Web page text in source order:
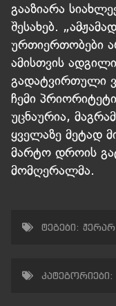
გააზიარა
შესახებ.
ურთიერთობები
ამისთვის
გადატვირთული
ჩემი
უცნაურია,
ყველაზე მეტად
მარტო დროის
მომღერალმა.
ტეგები: ჟერარ
კატეგორიები: